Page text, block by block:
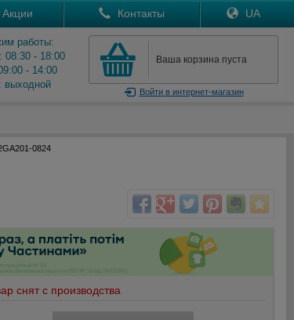
Акции Контакты UA
работы:
08:30 - 18:00
- 14:00
выходной
Ваша корзина пуста
Войтив интернет-магазин
0824
снят с производства